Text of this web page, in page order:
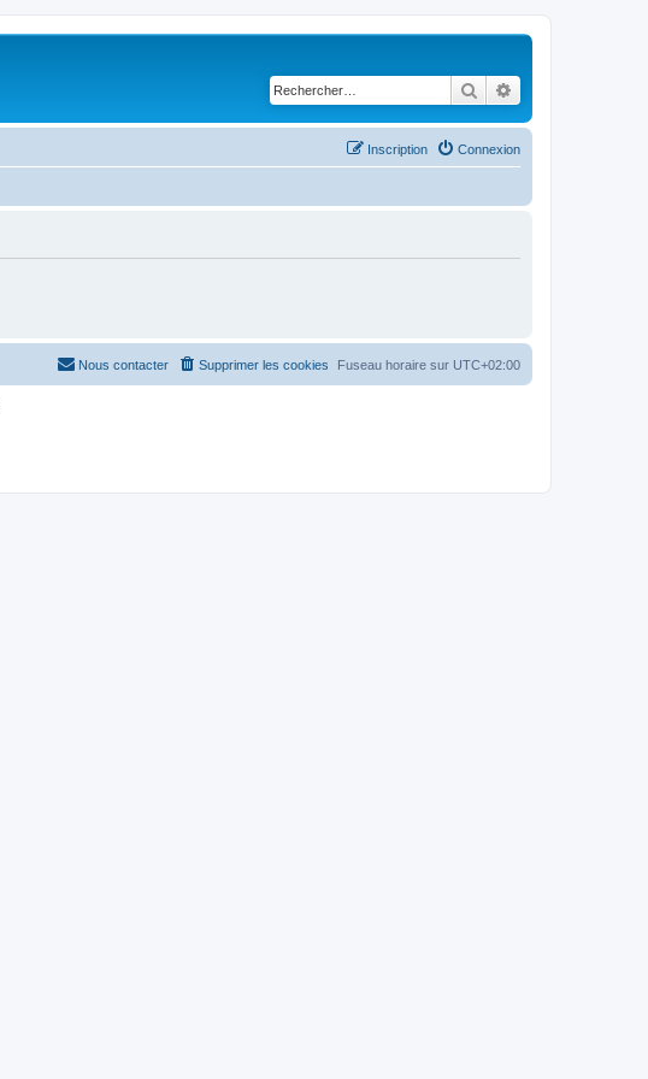
Rechercher
Connexion
Inscription
Fuseau horaire sur UTC+02:00
Supprimer les cookies
Nous contacter